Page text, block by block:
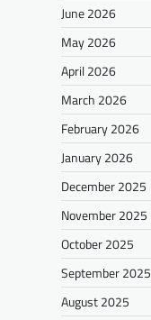
June 2026
May 2026
April 2026
March 2026
February 2026
January 2026
December 2025
November 2025
October 2025
September 2025
August 2025